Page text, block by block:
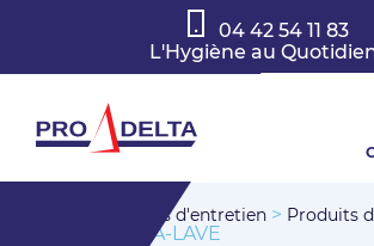
04 42 54 11 83
L'Hygiène au
Produits d'entretien > Produits
> ULTRA-LAVE